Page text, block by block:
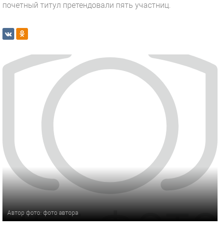
почетный титул претендовали пять участниц.
Автор фото: фото автора